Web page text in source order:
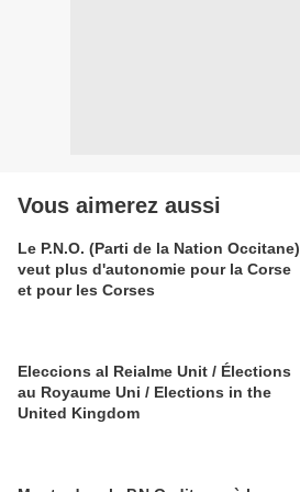
Vous aimerez aussi
Le P.N.O. (Parti de la Nation Occitane)
veut plus d'autonomie pour la Corse
et pour les Corses
Eleccions al Reialme Unit / Élections
au Royaume Uni / Elections in the
United Kingdom